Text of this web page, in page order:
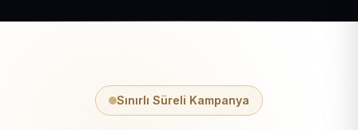
Sınırlı Süreli Kampanya